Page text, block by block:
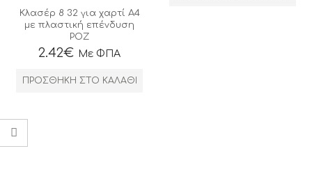
Κλασέρ 8 32 για χαρτί Α4
με πλαστική επένδυση
ΡΟΖ
2.42€ Με ΦΠΑ
ΠΡΟΣΘΉΚΗ ΣΤΟ ΚΑΛΆΘΙ